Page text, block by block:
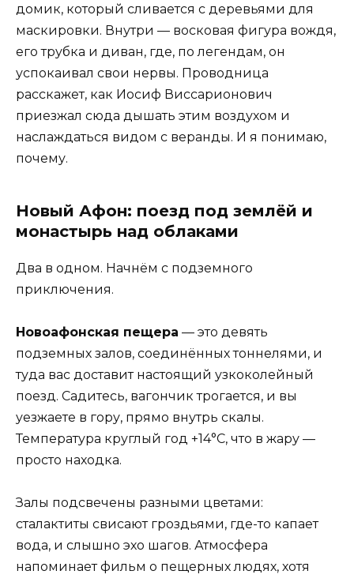
домик, который сливается с деревьями для
маскировки. Внутри — восковая фигура вождя,
его трубка и диван, где, по легендам, он
успокаивал свои нервы. Проводница
расскажет, как Иосиф Виссарионович
приезжал сюда дышать этим воздухом и
наслаждаться видом с веранды. И я понимаю,
почему.
Новый Афон: поезд под землёй и
монастырь над облаками
Два в одном. Начнём с подземного
приключения.
Новоафонская пещера — это девять
подземных залов, соединённых тоннелями, и
туда вас доставит настоящий узкоколейный
поезд. Садитесь, вагончик трогается, и вы
уезжаете в гору, прямо внутрь скалы.
Температура круглый год +14°C, что в жару —
просто находка.
Залы подсвечены разными цветами:
сталактиты свисают гроздьями, где-то капает
вода, и слышно эхо шагов. Атмосфера
напоминает фильм о пещерных людях, хотя